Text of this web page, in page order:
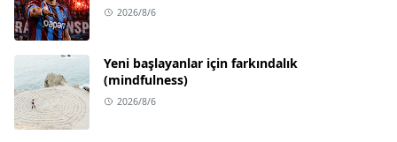
2026/8/6
Yeni başlayanlar için farkındalık
(mindfulness)
2026/8/6